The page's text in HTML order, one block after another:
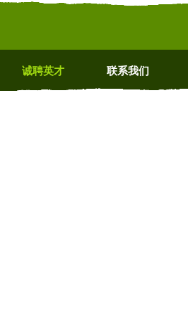
诚聘英才 联系我们